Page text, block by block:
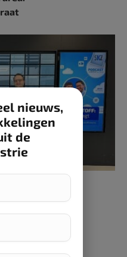
belangrijk zijn
nieuws,
de